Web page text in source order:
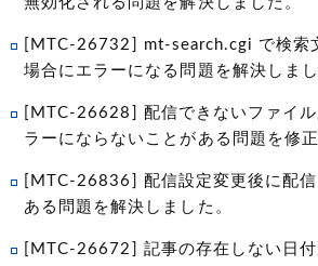
[MTC-26732] mt-search.cgi で検索
場合にエラーになる問題を解決しまし
[MTC-26628] 配信できないファイ
ラーにならないことがある問題を修正
[MTC-26836] 配信設定変更後に配
ある問題を解決しました。
[MTC-26672] 記事の存在しない日